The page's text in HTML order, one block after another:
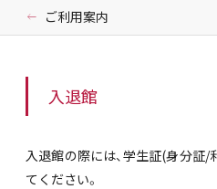
ご利用案内
入退館
入退館の際には、学生証(身分証
てください。